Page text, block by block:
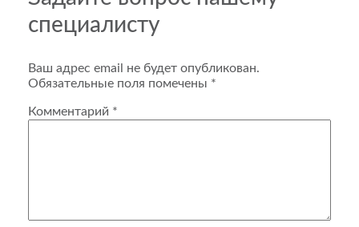
специалисту
Ваш адрес email не будет опубликован.
Обязательные поля помечены *
Комментарий *